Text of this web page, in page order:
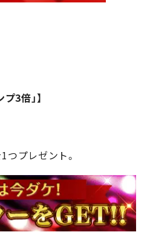
3倍」】
プレゼント。